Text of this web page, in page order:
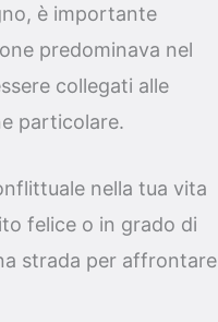
è importante
predominava nel
collegati alle
particolare.
nella tua vita
felice o in grado di
strada per affrontare